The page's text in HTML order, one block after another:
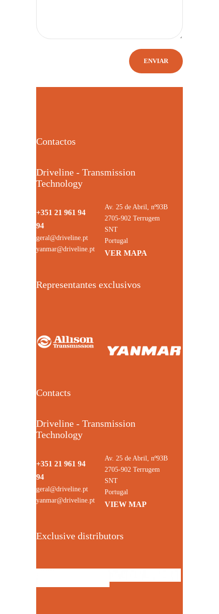
Contactos
Driveline - Transmission
Technology
+351 21 961 94
94
geral@driveline.pt
yanmar@driveline.pt
Av. 25 de Abril, nº93B
2705-902 Terrugem
SNT
Portugal
VER MAPA
Representantes exclusivos
Contacts
Driveline - Transmission
Technology
+351 21 961 94
94
geral@driveline.pt
yanmar@driveline.pt
Av. 25 de Abril, nº93B
2705-902 Terrugem
SNT
Portugal
VIEW MAP
Exclusive distributors